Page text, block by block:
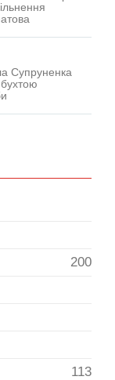
Супруненка
200
113